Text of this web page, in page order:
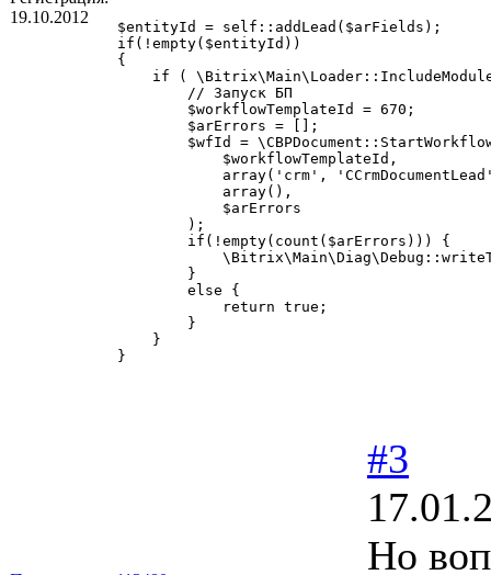
19.10.2012
$entityId = self::addLead($arFields);
if(!empty($entityId))
{
if (
// Запуск БП
$workflowTemplateId = 670;
$arErrors = [];
$wfId =
$workflowTemplateId,
array('crm',
array(),
$arErrors
);
if(!empty(count($arErrors))) {
}
else {
return true;
}
}
}
#3
Но